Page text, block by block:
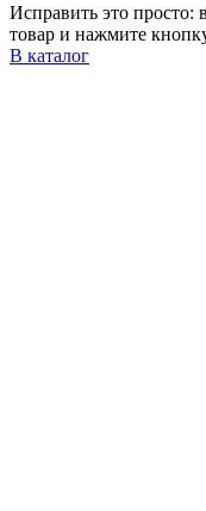
Исправить это просто:
товар и нажмите
В каталог